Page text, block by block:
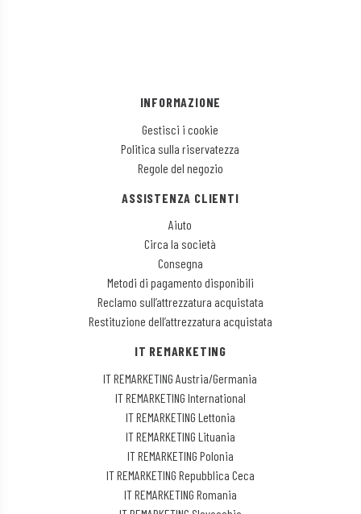
INFORMAZIONE
Gestisci i cookie
Politica sulla riservatezza
Regole del negozio
ASSISTENZA CLIENTI
Aiuto
Circa la società
Consegna
Metodi di pagamento disponibili
Reclamo sull’attrezzatura acquistata
Restituzione dell’attrezzatura acquistata
IT REMARKETING
IT REMARKETING Austria/Germania
IT REMARKETING International
IT REMARKETING Lettonia
IT REMARKETING Lituania
IT REMARKETING Polonia
IT REMARKETING Repubblica Ceca
IT REMARKETING Romania